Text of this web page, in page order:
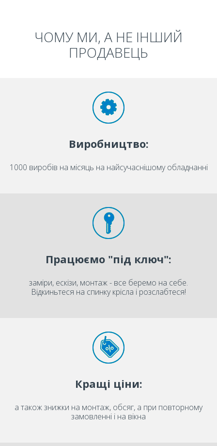
ЧОМУ МИ, А НЕ ІНШИЙ
ПРОДАВЕЦЬ
Виробництво:
1000 виробів на місяць на найсучаснішому обладнанні
Працюємо "під ключ":
заміри, ескізи, монтаж - все беремо на себе.
Відкиньтеся на спинку крісла і розслабтеся!
Кращі ціни:
а також знижки на монтаж, обсяг, а при повторному
замовленні і на вікна